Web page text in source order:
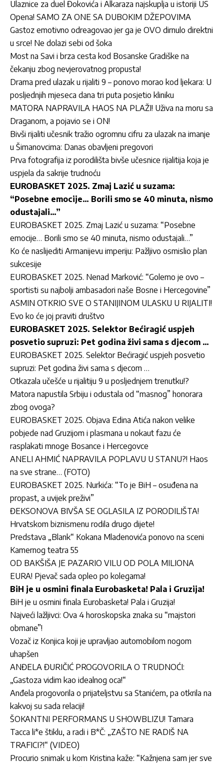
Ulaznice za duel Đokovića i Alkaraza najskuplja u istoriji US
Opena! SAMO ZA ONE SA DUBOKIM DŽEPOVIMA
Gastoz emotivno odreagovao jer ga je OVO dirnulo direktni
u srce! Ne dolazi sebi od šoka
Most na Savi i brza cesta kod Bosanske Gradiške na
čekanju zbog nevjerovatnog propusta!
Drama pred ulazak u rijaliti 9 – ponovo morao kod ljekara: U
posljednjih mjeseca dana tri puta posjetio kliniku
MATORA NAPRAVILA HAOS NA PLAŽI! Uživa na moru sa
Draganom, a pojavio se i ON!
Bivši rijaliti učesnik tražio ogromnu cifru za ulazak na imanje
u Šimanovcima: Danas obavljeni pregovori
Prva fotografija iz porodilišta bivše učesnice rijalitija koja je
uspjela da sakrije trudnoću
EUROBASKET 2025. Zmaj Lazić u suzama:
“Posebne emocije… Borili smo se 40 minuta, nismo
odustajali…”
EUROBASKET 2025. Zmaj Lazić u suzama: “Posebne
emocije… Borili smo se 40 minuta, nismo odustajali…”
Ko će naslijediti Armanijevu imperiju: Pažljivo osmislio plan
sukcesije
EUROBASKET 2025. Nenad Marković: “Golemo je ovo –
sportisti su najbolji ambasadori naše Bosne i Hercegovine”
ASMIN OTKRIO SVE O STANIJINOM ULASKU U RIJALITI!
Evo ko će joj praviti društvo
EUROBASKET 2025. Selektor Bećiragić uspjeh
posvetio supruzi: Pet godina živi sama s djecom …
EUROBASKET 2025. Selektor Bećiragić uspjeh posvetio
supruzi: Pet godina živi sama s djecom …
Otkazala učešće u rijalitiju 9 u posljednjem trenutku!?
Matora napustila Srbiju i odustala od “masnog” honorara
zbog ovoga?
EUROBASKET 2025. Objava Edina Atića nakon velike
pobjede nad Gruzijom i plasmana u nokaut fazu će
rasplakati mnoge Bosance i Hercegovce
ANELI AHMIĆ NAPRAVILA POPLAVU U STANU?! Haos
na sve strane… (FOTO)
EUROBASKET 2025. Nurkića: “To je BiH – osuđena na
propast, a uvijek preživi”
ĐEKSONOVA BIVŠA SE OGLASILA IZ PORODILIŠTA!
Hrvatskom biznismenu rodila drugo dijete!
Predstava „Blank“ Kokana Mladenovića ponovo na sceni
Kamernog teatra 55
OD BAKŠIŠA JE PAZARIO VILU OD POLA MILIONA
EURA! Pjevač sada opleo po kolegama!
BiH je u osmini finala Eurobasketa! Pala i Gruzija!
BiH je u osmini finala Eurobasketa! Pala i Gruzija!
Najveći lažljivci: Ova 4 horoskopska znaka su “majstori
obmane”!
Vozač iz Konjica koji je upravljao automobilom nogom
uhapšen
ANĐELA ĐURIČIĆ PROGOVORILA O TRUDNOĆI:
„Gastoza vidim kao idealnog oca!“
Anđela progovorila o prijateljstvu sa Stanićem, pa otkrila na
kakvoj su sada relaciji!
ŠOKANTNI PERFORMANS U SHOWBLIZU! Tamara
Tacca li*e štiklu, a radi i B*Č: „ZAŠTO NE RADIŠ NA
TRAFICI?!“ (VIDEO)
Procurio snimak u kom Kristina kaže: “Kažnjena sam jer sve